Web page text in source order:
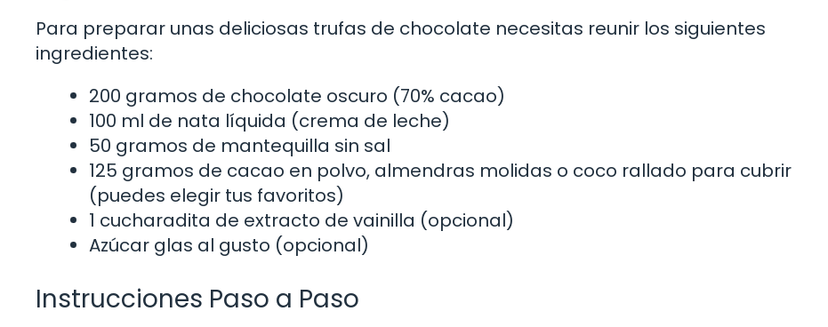
Para preparar unas deliciosas trufas de chocolate necesitas reunir los siguientes
ingredientes:
200 gramos de chocolate oscuro (70% cacao)
100 ml de nata líquida (crema de leche)
50 gramos de mantequilla sin sal
125 gramos de cacao en polvo, almendras molidas o coco rallado para cubrir
(puedes elegir tus favoritos)
1 cucharadita de extracto de vainilla (opcional)
Azúcar glas al gusto (opcional)
Instrucciones Paso a Paso